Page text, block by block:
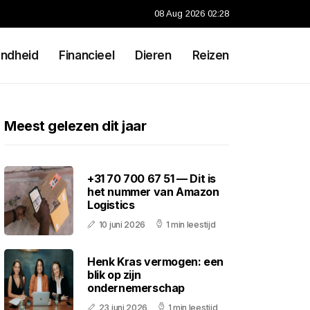
08 Aug 2026 02:28
Financieel Dieren Reizen
Meest gelezen dit jaar
+31 70 700 67 51 — Dit is
het nummer van Amazon
Logistics
10 juni 2026 1 min leestijd
Henk Kras vermogen: een
blik op zijn
ondernemerschap
23 juni 2026 1 min leestijd